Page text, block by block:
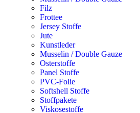
Filz
Frottee
Jersey Stoffe
Jute
Kunstleder
Musselin / Double Gauze
Osterstoffe
Panel Stoffe
PVC-Folie
Softshell Stoffe
Stoffpakete
Viskosestoffe